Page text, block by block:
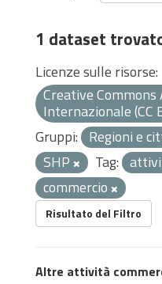
1 dataset
Licenze sulle risorse:
Creative
Internazionale (CC
Gruppi: Regioni e
SHP
Tag:
commercio
Risultato del Filtro
Altre attività